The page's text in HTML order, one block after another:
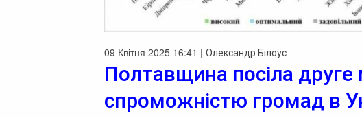
09 Квітня 2025 16:41 | Олександр Білоус
Полтавщина посіла друге
спроможністю громад в